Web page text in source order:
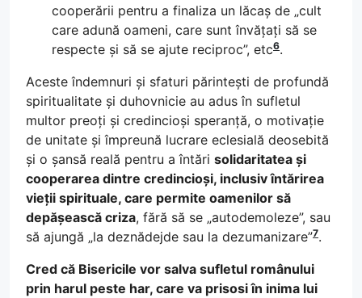
cooperării pentru a finaliza un lăcaș de „cult
care adună oameni, care sunt învățați să se
respecte și să se ajute reciproc”, etc6.
Aceste îndemnuri și sfaturi părintești de profundă
spiritualitate și duhovnicie au adus în sufletul
multor preoți și credincioși speranță, o motivație
de unitate și împreună lucrare eclesială deosebită
și o șansă reală pentru a întări solidaritatea și
cooperarea dintre credincioși, inclusiv întărirea
vieții spirituale, care permite oamenilor să
depășească criza, fără să se „autodemoleze”, sau
să ajungă „la deznădejde sau la dezumanizare”7.
Cred că Bisericile vor salva sufletul românului
prin harul peste har, care va prisosi în inima lui